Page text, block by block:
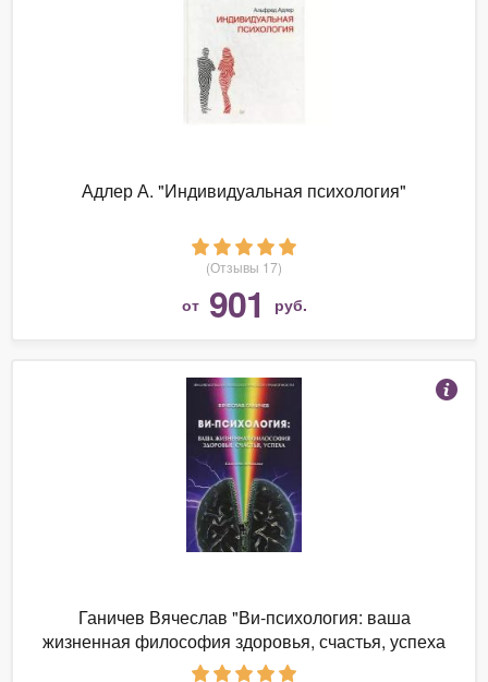
Адлер А. "Индивидуальная психология"
(Отзывы 17)
от 901 руб.
Ганичев Вячеслав "Ви-психология: ваша
жизненная философия здоровья, счастья, успеха
(Сам себе психолог)"